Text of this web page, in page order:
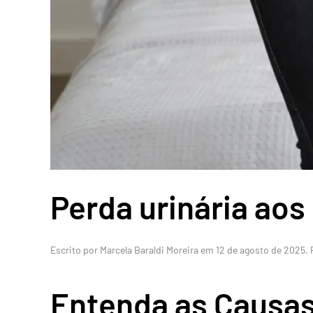
Perda urinária
Escrito por Marcela Baraldi Moreira em 12 de agosto de 2025.
Entenda as